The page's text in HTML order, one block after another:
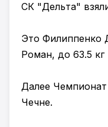
СК "Дельта"
Это Филиппенко
Роман, до 63.5 кг
Далее
Чечне.